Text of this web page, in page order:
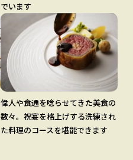
でいます
偉人や食通を唸らせてきた美食の
数々。祝宴を格上げする洗練され
た料理のコースを堪能できます